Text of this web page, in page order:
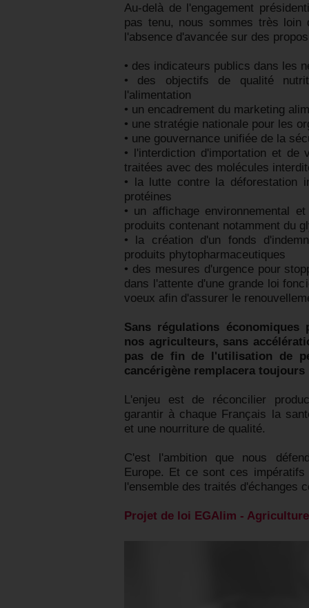
Au-delà de l'engagement
pas tenu, nous sommes très loin
l'absence d'avancée sur des
• des indicateurs publics dans les
• des objectifs de qualité
l'alimentation
• un encadrement du marketing
• une stratégie nationale pour les
• une gouvernance unifiée de la
• l'interdiction d'importation et de
traitées avec des molécules
• la lutte contre la déforestation
protéines
• un affichage environnemental
produits contenant notamment du
• la création d'un fonds
produits phytopharmaceutiques
• des mesures d'urgence pour
dans l'attente d'une grande loi
voeux afin d'assurer le
Sans régulations
nos agriculteurs, sans
pas de fin de l'utilisation de
cancérigène remplacera toujours
L'enjeu est de réconcilier
garantir à chaque Français la
et une nourriture de qualité.
C'est l'ambition que nous
Europe. Et ce sont ces
l'ensemble des traités d'échanges
Projet de loi EGAlim -